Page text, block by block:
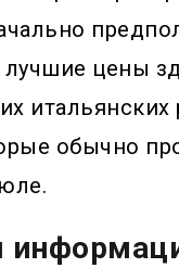
цены
итальянских
обычно